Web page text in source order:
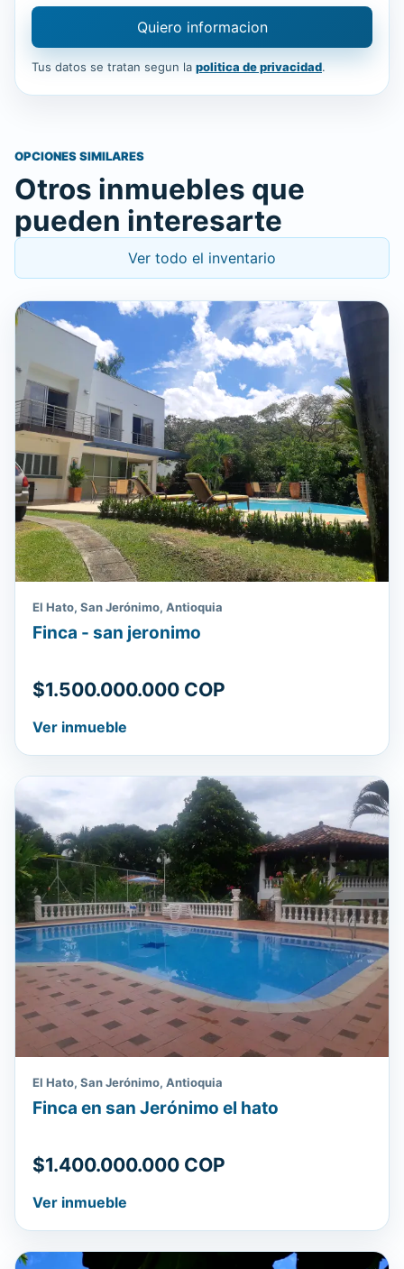
Quiero informacion
Tus datos se tratan segun la politica de privacidad.
OPCIONES SIMILARES
Otros inmuebles que
pueden interesarte
Ver todo el inventario
El Hato, San Jerónimo, Antioquia
Finca - san jeronimo
$1.500.000.000 COP
Ver inmueble
El Hato, San Jerónimo, Antioquia
Finca en san Jerónimo el hato
$1.400.000.000 COP
Ver inmueble